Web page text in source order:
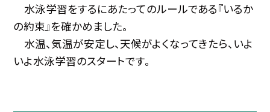
水泳学習をするにあたってのルールである『いるか
の約束』を確かめました。
水温、気温が安定し、天候がよくなってきたら、いよ
いよ水泳学習のスタートです。